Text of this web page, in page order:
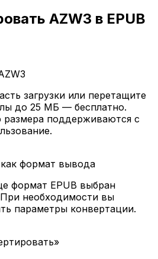
AZW3 в EPUB
загрузки или перетащите
до 25 МБ — бесплатно.
поддерживаются с
формат вывода
формат EPUB выбран
необходимости вы
параметры конвертации.